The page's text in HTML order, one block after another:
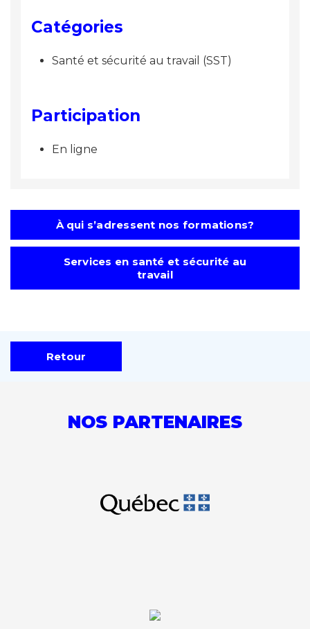
Catégories
Santé et sécurité au travail (SST)
Participation
En ligne
À qui s’adressent nos formations?
Services en santé et sécurité au
travail
Retour
NOS PARTENAIRES